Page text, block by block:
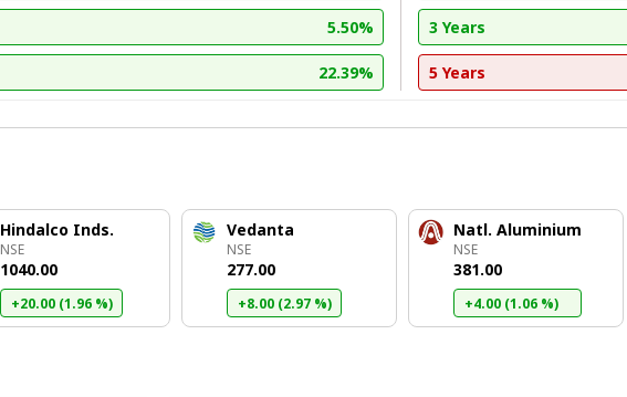
5.50%
22.39%
3 Years
5 Years
Hindalco Inds.
NSE
₹1040.00
+20.00 (1.96 %)
Vedanta
NSE
₹277.00
+8.00 (2.97 %)
Natl. Aluminium
NSE
₹381.00
+4.00 (1.06 %)